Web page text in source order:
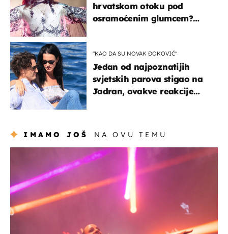
hrvatskom otoku pod
osramoćenim glumcem?
"KAO DA SU NOVAK ĐOKOVIĆ"
Jedan od najpoznatijih
svjetskih parova stigao na
Jadran, ovakve reakcije
IMAMO JOŠ NA OVU TEMU